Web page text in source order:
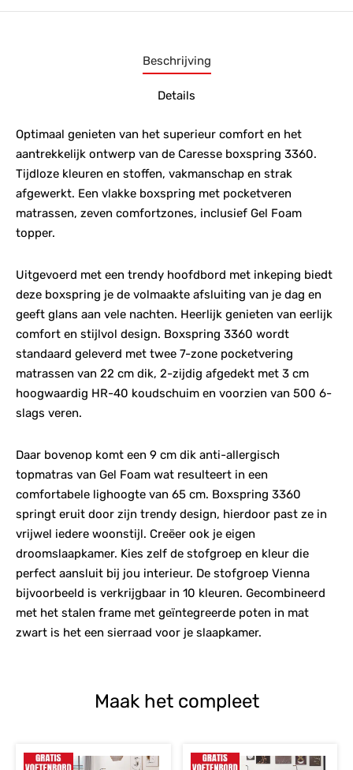
Beschrijving
Details
Optimaal genieten van het superieur comfort en het
aantrekkelijk ontwerp van de Caresse boxspring 3360.
Tijdloze kleuren en stoffen, vakmanschap en strak
afgewerkt. Een vlakke boxspring met pocketveren
matrassen, zeven comfortzones, inclusief Gel Foam
topper.
Uitgevoerd met een trendy hoofdbord met inkeping biedt
deze boxspring je de volmaakte afsluiting van je dag en
geeft glans aan vele nachten. Heerlijk genieten van eerlijk
comfort en stijlvol design. Boxspring 3360 wordt
standaard geleverd met twee 7-zone pocketvering
matrassen van 22 cm dik, 2-zijdig afgedekt met 3 cm
hoogwaardig HR-40 koudschuim en voorzien van 500 6-
slags veren.
Daar bovenop komt een 9 cm dik anti-allergisch
topmatras van Gel Foam wat resulteert in een
comfortabele lighoogte van 65 cm. Boxspring 3360
springt eruit door zijn trendy design, hierdoor past ze in
vrijwel iedere woonstijl. Creëer ook je eigen
droomslaapkamer. Kies zelf de stofgroep en kleur die
perfect aansluit bij jou interieur. De stofgroep Vienna
bijvoorbeeld is verkrijgbaar in 10 kleuren. Gecombineerd
met het stalen frame met geïntegreerde poten in mat
zwart is het een sierraad voor je slaapkamer.
Maak het compleet